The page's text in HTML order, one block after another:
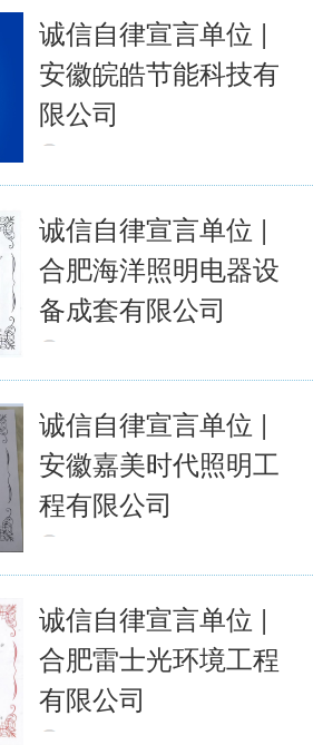
诚信自律宣言单位 |
安徽皖皓节能科技有
限公司
全文
诚信自律宣言单位 |
合肥海洋照明电器设
备成套有限公司
全文
诚信自律宣言单位 |
安徽嘉美时代照明工
程有限公司
全文
诚信自律宣言单位 |
合肥雷士光环境工程
有限公司